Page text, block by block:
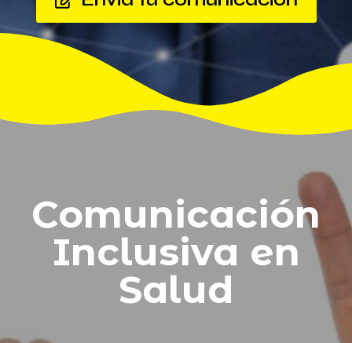
Comunicación
Inclusiva en
Salud